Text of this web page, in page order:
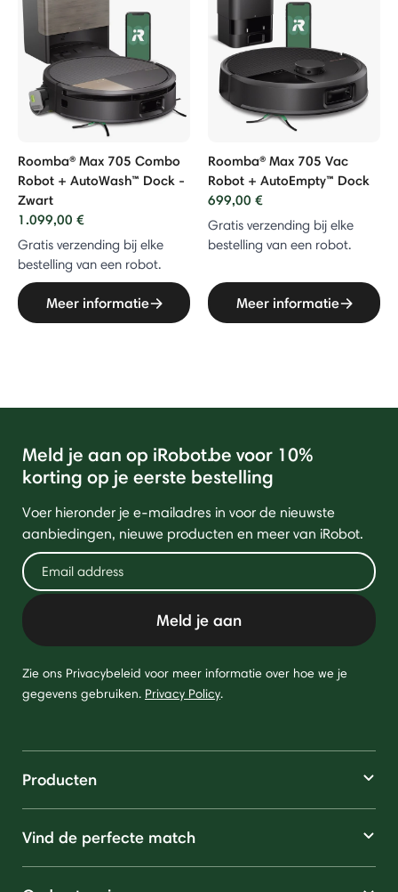
Roomba® Max 705 Combo
Robot + AutoWash™ Dock -
Zwart
1.099,00 €
Gratis verzending bij elke
bestelling van een robot.
Meer informatie
Roomba® Max 705 Vac
Robot + AutoEmpty™ Dock
699,00 €
Gratis verzending bij elke
bestelling van een robot.
Meer informatie
Meld je aan op iRobot.be voor 10%
korting op je eerste bestelling
Voer hieronder je e-mailadres in voor de nieuwste
aanbiedingen, nieuwe producten en meer van iRobot.
Meld je aan
Zie ons Privacybeleid voor meer informatie over hoe we je
gegevens gebruiken. Privacy Policy.
Producten
Vind de perfecte match